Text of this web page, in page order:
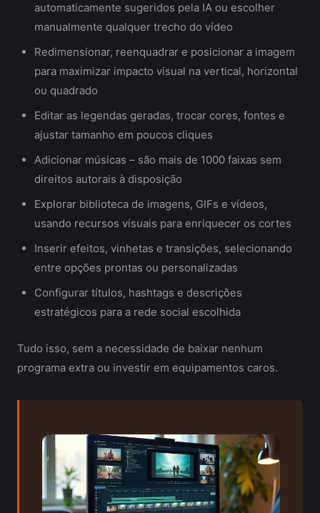
automaticamente sugeridos pela IA ou escolher
manualmente qualquer trecho do vídeo
Redimensionar, reenquadrar e posicionar a imagem
para maximizar impacto visual na vertical, horizontal
ou quadrado
Editar as legendas geradas, trocar cores, fontes e
ajustar tamanho em poucos cliques
Adicionar músicas – são mais de 1000 faixas sem
direitos autorais à disposição
Explorar biblioteca de imagens, GIFs e vídeos,
usando recursos visuais para enriquecer os cortes
Inserir efeitos, vinhetas e transições, selecionando
entre opções prontas ou personalizadas
Configurar títulos, hashtags e descrições
estratégicos para a rede social escolhida
Tudo isso, sem a necessidade de baixar nenhum
programa extra ou investir em equipamentos caros.